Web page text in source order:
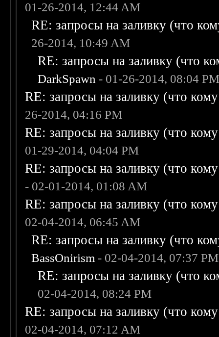
01-26-2014, 12:44 AM
RE: запросы на заливку (что
26-2014, 10:49 AM
RE: запросы на заливку (что
DarkSpawn - 01-26-2014, 08:04
RE: запросы на заливку (что
26-2014, 04:16 PM
RE: запросы на заливку (что
01-29-2014, 04:04 PM
RE: запросы на заливку (что
- 02-01-2014, 01:08 AM
RE: запросы на заливку (что
02-04-2014, 06:45 AM
RE: запросы на заливку (что
BassOnirism - 02-04-2014, 07:37 PM
RE: запросы на заливку (что
02-04-2014, 08:24 PM
RE: запросы на заливку (что
02-04-2014, 07:12 AM